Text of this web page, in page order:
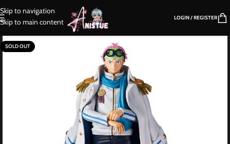
Skip to navigation
Skip to main content
LOGIN / REGISTER
SOLD OUT